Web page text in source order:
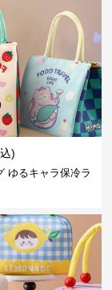
)
ゆるキャラ保冷ラ